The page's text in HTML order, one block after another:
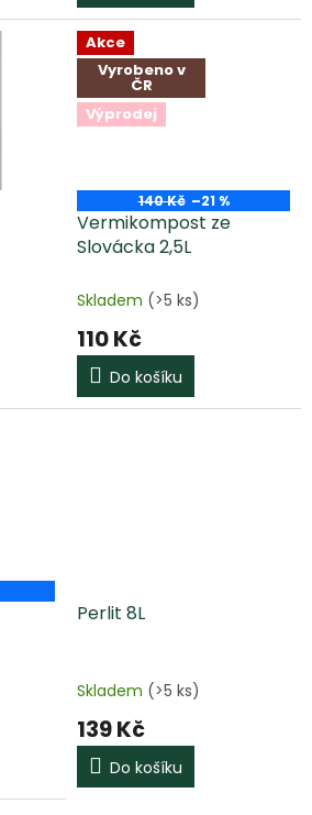
Akce
Vyrobeno v
ČR
Výprodej
140 Kč –21 %
Vermikompost ze
Slovácka 2,5L
Skladem (>5 ks)
110 Kč
Do košíku
Perlit 8L
Skladem (>5 ks)
139 Kč
Do košíku